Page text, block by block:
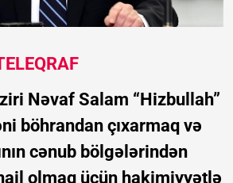
Nəvaf Salam “Hizbullah”
böhrandan çıxarmaq və
cənub bölgələrindən
olmaq üçün hakimiyyətlə